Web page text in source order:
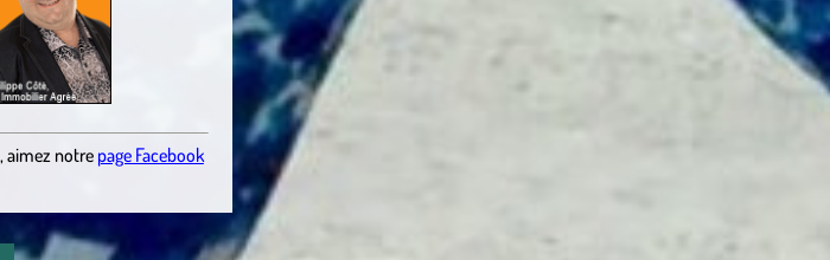
, aimez notre page Facebook